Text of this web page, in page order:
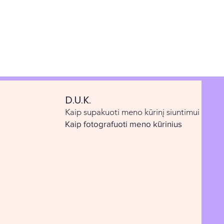
D.U.K.
Kaip supakuoti meno kūrinį siuntimui
Kaip fotografuoti meno kūrinius